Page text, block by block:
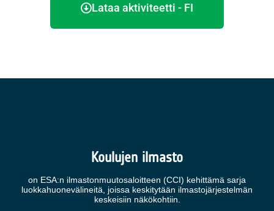
Lataa aktiviteetti - FI
Koulujen ilmasto
on ESA:n ilmastonmuutosaloitteen (CCI) kehittämä sarja
luokkahuonevälineitä, joissa keskitytään ilmastojärjestelmän
keskeisiin näkökohtiin.